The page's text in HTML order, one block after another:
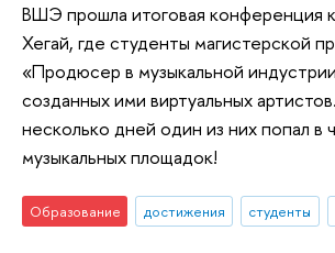
ВШЭ прошла итоговая конференция
Хегай, где студенты магистерской
«Продюсер в музыкальной
созданных ими виртуальных
несколько дней один из них попал в
музыкальных площадок!
Образование достижения студенты